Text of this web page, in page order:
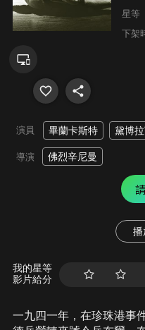
星等
下架
演員 畢蘭卡斯特 黛博
導演 佛烈辛尼曼
播
我的星等
影片給分
一九四一年，在珍珠港事